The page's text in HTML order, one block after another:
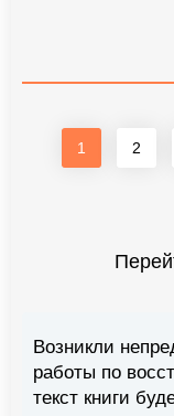
1 2
Возникли
работы по
текст книги